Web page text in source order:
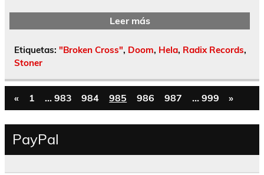
Leer más
Etiquetas: "Broken Cross", Doom, Hela, Radix Records,
Stoner
« 1 … 983 984 985 986 987 … 999 »
PayPal